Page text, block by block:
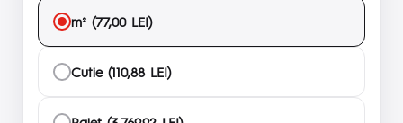
m² (77,00 LEI)
Cutie (110,88 LEI)